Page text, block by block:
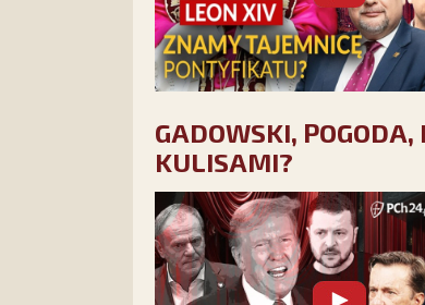
GADOWSKI,
KULISAMI?